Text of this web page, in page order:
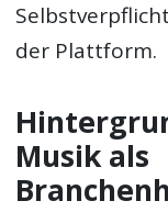
der Plattform.
Musik als